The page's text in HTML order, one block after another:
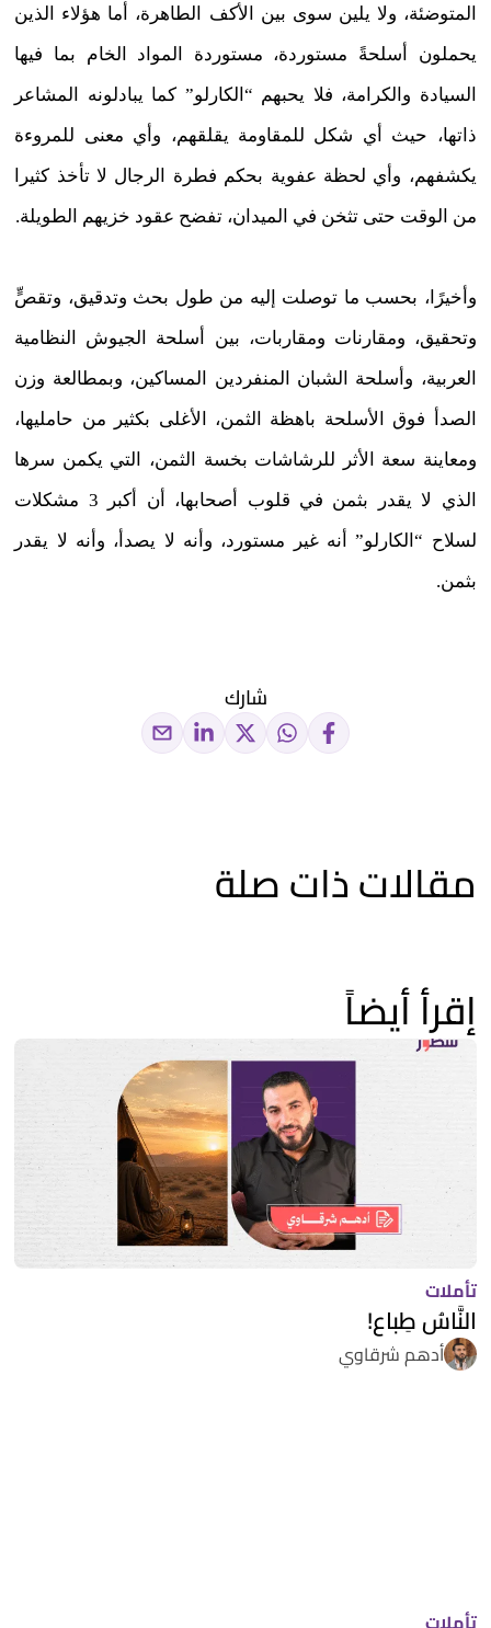
المتوضئة، ولا يلين سوى بين الأكف الطاهرة، أما هؤلاء الذين
يحملون أسلحةً مستوردة، مستوردة المواد الخام بما فيها
السيادة والكرامة، فلا يحبهم “الكارلو” كما يبادلونه المشاعر
ذاتها، حيث أي شكل للمقاومة يقلقهم، وأي معنى للمروءة
يكشفهم، وأي لحظة عفوية بحكم فطرة الرجال لا تأخذ كثيرا
من الوقت حتى تثخن في الميدان، تفضح عقود خزيهم الطويلة.
وأخيرًا، بحسب ما توصلت إليه من طول بحث وتدقيق، وتقصٍّ
وتحقيق، ومقارنات ومقاربات، بين أسلحة الجيوش النظامية
العربية، وأسلحة الشبان المنفردين المساكين، وبمطالعة وزن
الصدأ فوق الأسلحة باهظة الثمن، الأغلى بكثير من حامليها،
ومعاينة سعة الأثر للرشاشات بخسة الثمن، التي يكمن سرها
الذي لا يقدر بثمن في قلوب أصحابها، أن أكبر 3 مشكلات
لسلاح “الكارلو” أنه غير مستورد، وأنه لا يصدأ، وأنه لا يقدر
بثمن.
شارك
مقالات ذات صلة
إقرأ أيضاً
تأملات
النَّاسُ طِباع!
أدهم شرقاوي